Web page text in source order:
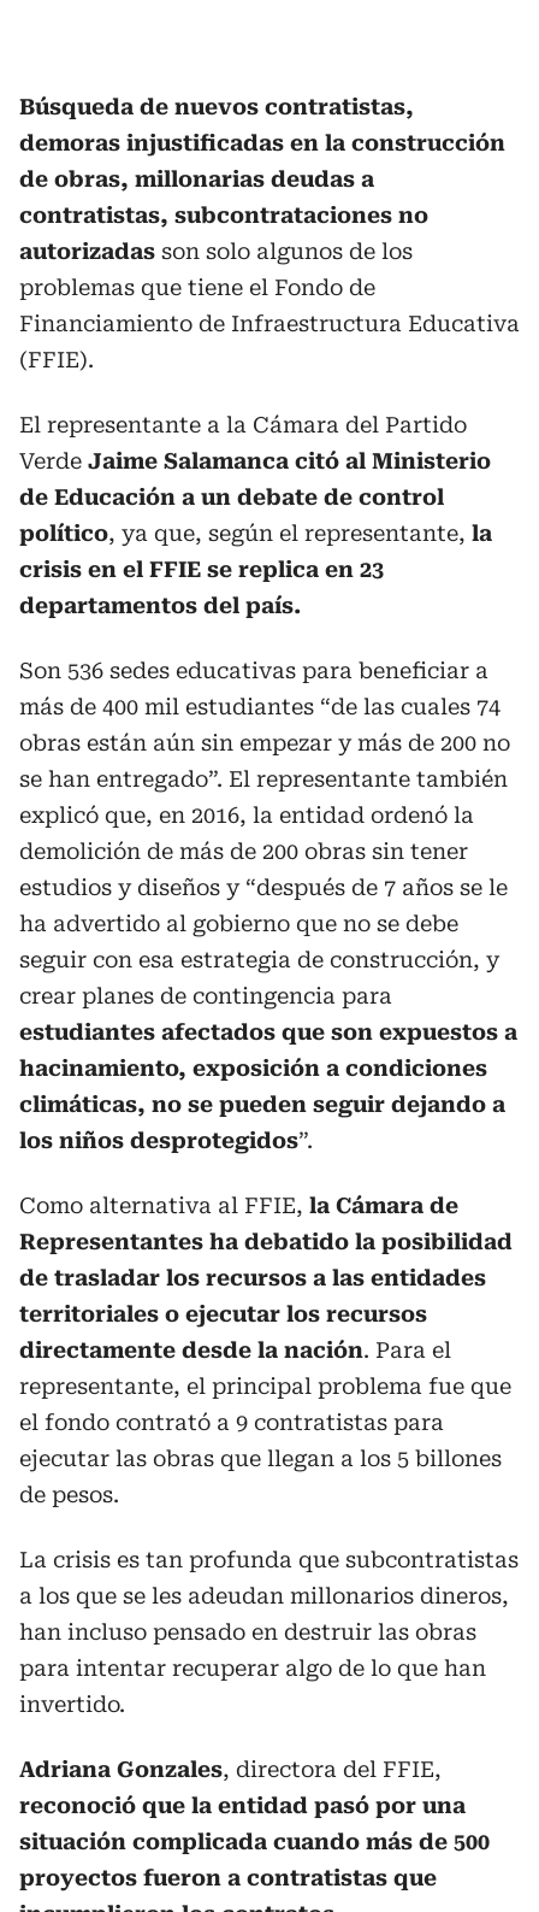
Búsqueda de nuevos contratistas,
demoras injustificadas en la construcción
de obras, millonarias deudas a
contratistas, subcontrataciones no
autorizadas son solo algunos de los
problemas que tiene el Fondo de
Financiamiento de Infraestructura Educativa
(FFIE).
El representante a la Cámara del Partido
Verde Jaime Salamanca citó al Ministerio
de Educación a un debate de control
político, ya que, según el representante, la
crisis en el FFIE se replica en 23
departamentos del país.
Son 536 sedes educativas para beneficiar a
más de 400 mil estudiantes “de las cuales 74
obras están aún sin empezar y más de 200 no
se han entregado”. El representante también
explicó que, en 2016, la entidad ordenó la
demolición de más de 200 obras sin tener
estudios y diseños y “después de 7 años se le
ha advertido al gobierno que no se debe
seguir con esa estrategia de construcción, y
crear planes de contingencia para
estudiantes afectados que son expuestos a
hacinamiento, exposición a condiciones
climáticas, no se pueden seguir dejando a
los niños desprotegidos”.
Como alternativa al FFIE, la Cámara de
Representantes ha debatido la posibilidad
de trasladar los recursos a las entidades
territoriales o ejecutar los recursos
directamente desde la nación. Para el
representante, el principal problema fue que
el fondo contrató a 9 contratistas para
ejecutar las obras que llegan a los 5 billones
de pesos.
La crisis es tan profunda que subcontratistas
a los que se les adeudan millonarios dineros,
han incluso pensado en destruir las obras
para intentar recuperar algo de lo que han
invertido.
Adriana Gonzales, directora del FFIE,
reconoció que la entidad pasó por una
situación complicada cuando más de 500
proyectos fueron a contratistas que